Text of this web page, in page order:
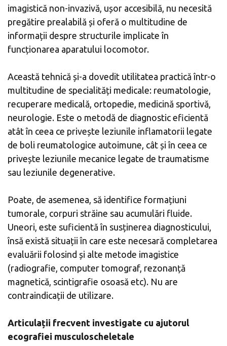
imagistică non-invazivă, ușor accesibilă, nu necesită
pregătire prealabilă și oferă o multitudine de
informații despre structurile implicate în
funcționarea aparatului locomotor.
Această tehnică și-a dovedit utilitatea practică într-o
multitudine de specialități medicale: reumatologie,
recuperare medicală, ortopedie, medicină sportivă,
neurologie. Este o metodă de diagnostic eficientă
atât în ceea ce privește leziunile inflamatorii legate
de boli reumatologice autoimune, cât și în ceea ce
privește leziunile mecanice legate de traumatisme
sau leziunile degenerative.
Poate, de asemenea, să identifice formațiuni
tumorale, corpuri străine sau acumulări fluide.
Uneori, este suficientă în susținerea diagnosticului,
însă există situații în care este necesară completarea
evaluării folosind și alte metode imagistice
(radiografie, computer tomograf, rezonanță
magnetică, scintigrafie osoasă etc). Nu are
contraindicații de utilizare.
Articulații frecvent investigate cu ajutorul
ecografiei musculoscheletale